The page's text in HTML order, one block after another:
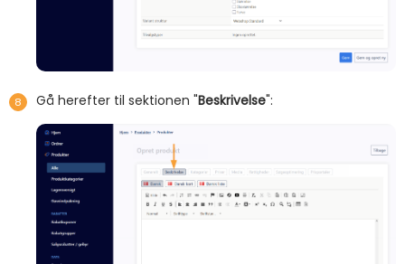
Gå herefter til sektionen "Beskrivelse":